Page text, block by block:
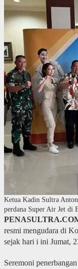
Ketua Kadin Sultra
perdana Super Air Jet di
resmi mengudara di
sejak hari i ini Jumat,
Seremoni